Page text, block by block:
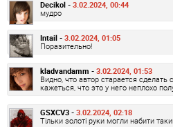
Decikol - 3.02.2024, 00:44
мудро
Intail - 3.02.2024, 01:05
Поразительно!
kladvandamm - 3.02.2024, 01:53
Видно, что автор старается
кажеться, что это у него неплохо
GSXCV3 - 3.02.2024, 02:18
Тільки золоті руки могли набити